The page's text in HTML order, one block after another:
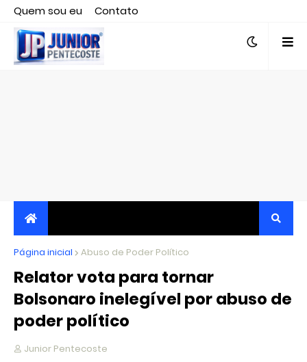
Quem sou eu
Contato
Editor responsável, jornalista Clovis Almeida.
JORNALISMO INDEPENDENTE, TRANSPARENTE E
CRÍTICO
Página inicial Abuso de Poder Político
Relator vota para tornar
Bolsonaro inelegível por abuso de
poder político
Junior Pentecoste